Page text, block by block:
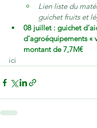
Lien liste du
guichet fruits et
08 juillet : guichet
d’agroéquipements «
montant de 7,7M€
ici